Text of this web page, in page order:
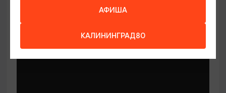
Калининград, ул. Баранова, 45
АФИША
КАЛИНИНГРАД80